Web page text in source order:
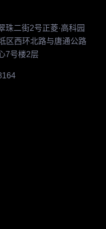
珠二街2号正菱·高科园
区西环北路与唐通公路
7号楼2层